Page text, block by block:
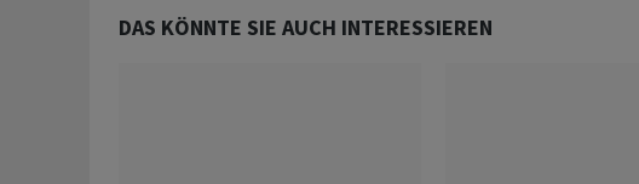
DAS KÖNNTE SIE AUCH INTERESSIEREN